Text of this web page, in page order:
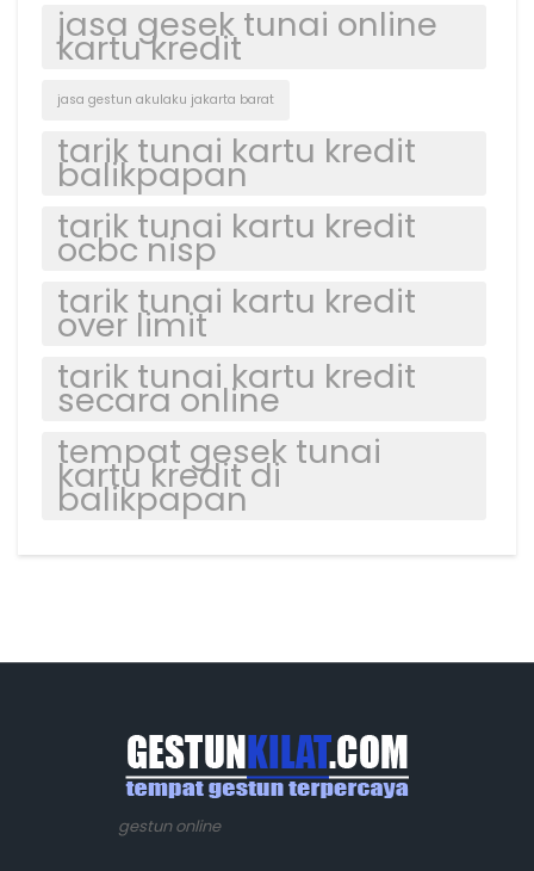
jasa gesek tunai online
kartu kredit
jasa gestun akulaku jakarta barat
tarik tunai kartu kredit
balikpapan
tarik tunai kartu kredit
ocbc nisp
tarik tunai kartu kredit
over limit
tarik tunai kartu kredit
secara online
tempat gesek tunai
kartu kredit di
balikpapan
gestun online